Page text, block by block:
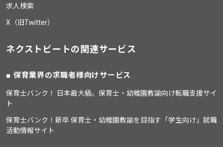
求人検索
X（旧Twitter）
ネクストビートの関連サービス
保育業界の求職者様向けサービス
保育士バンク！ 日本最大級。保育士・幼稚園教諭向け転職支援サイ
ト
保育士バンク！新卒 保育士・幼稚園教諭を目指す「学生向け」就職
活動情報サイト